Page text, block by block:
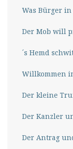
Was Bürger
Der Mob will
´s Hemd
Willkommen
Der kleine
Der Kanzler
Der Antrag